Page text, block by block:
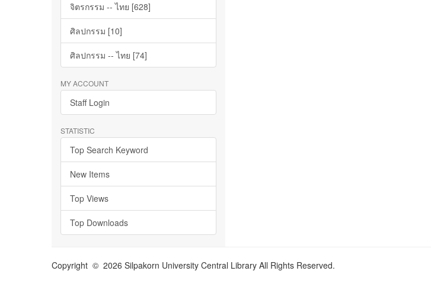
จิตรกรรม -- ไทย [628]
ศิลปกรรม [10]
ศิลปกรรม -- ไทย [74]
MY ACCOUNT
Staff Login
STATISTIC
Top Search Keyword
New Items
Top Views
Top Downloads
Copyright © 2026 Silpakorn University Central Library All Rights Reserved.